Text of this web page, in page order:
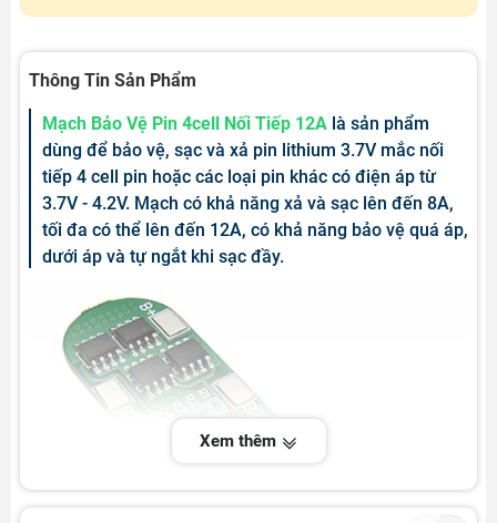
Thông Tin Sản Phẩm
Mạch Bảo Vệ Pin 4cell Nối Tiếp 12A là sản phẩm
dùng để bảo vệ, sạc và xả pin lithium 3.7V mắc nối
tiếp 4 cell pin hoặc các loại pin khác có điện áp từ
3.7V - 4.2V. Mạch có khả năng xả và sạc lên đến 8A,
tối đa có thể lên đến 12A, có khả năng bảo vệ quá áp,
dưới áp và tự ngắt khi sạc đầy.
Xem thêm